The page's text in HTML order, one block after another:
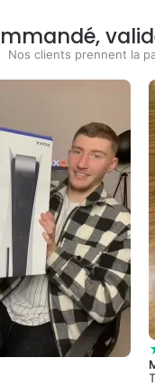
Nos clients prennent la